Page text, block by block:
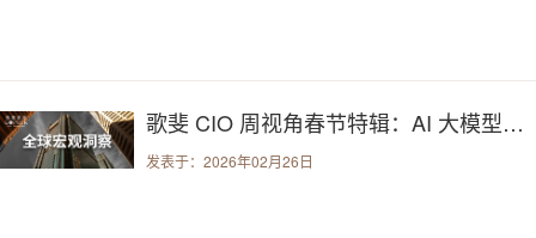
歌斐 CIO 周视角春节特辑：AI 大模型春运，全球市场风险再定价
发表于：2026年02月26日